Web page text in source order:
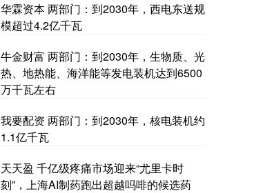
华霖资本 两部门：到2030年，西电东送规
模超过4.2亿千瓦
牛金财富 两部门：到2030年，生物质、光
热、地热能、海洋能等发电装机达到6500
万千瓦左右
我要配资 两部门：到2030年，核电装机约
1.1亿千瓦
天天盈 千亿级疼痛市场迎来“尤里卡时
刻”，上海AI制药跑出超越吗啡的候选药